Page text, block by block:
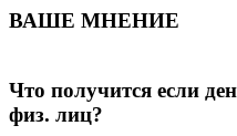
ВАШЕ МНЕНИЕ
Что получится если
физ. лиц?